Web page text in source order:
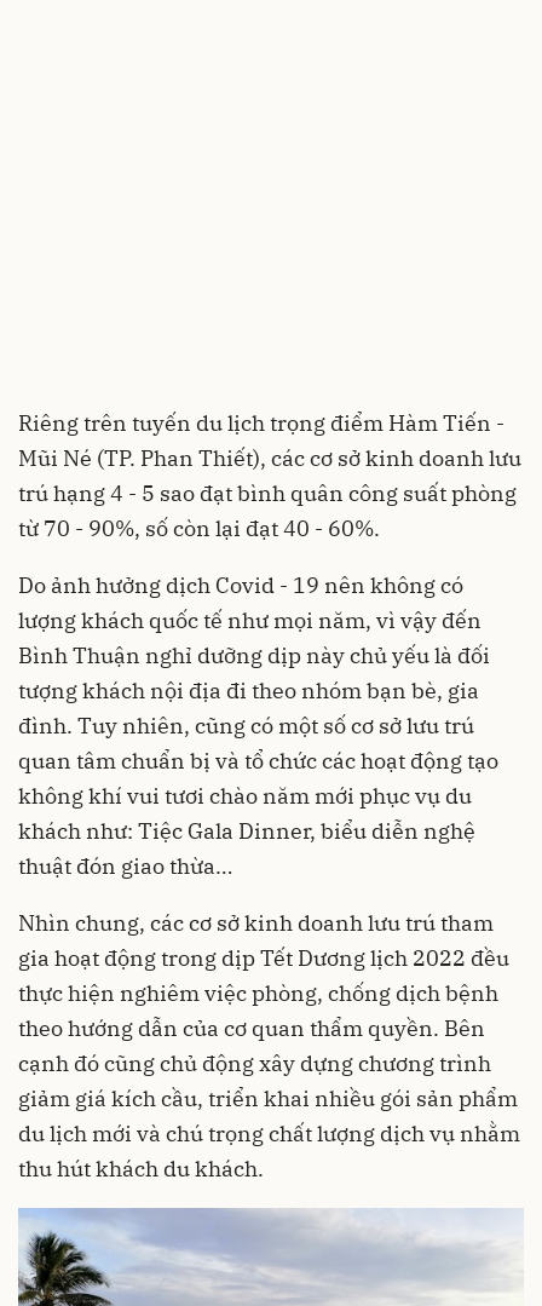
Riêng trên tuyến du lịch trọng điểm Hàm Tiến -
Mũi Né (TP. Phan Thiết), các cơ sở kinh doanh lưu
trú hạng 4 - 5 sao đạt bình quân công suất phòng
từ 70 - 90%, số còn lại đạt 40 - 60%.
Do ảnh hưởng dịch Covid - 19 nên không có
lượng khách quốc tế như mọi năm, vì vậy đến
Bình Thuận nghỉ dưỡng dịp này chủ yếu là đối
tượng khách nội địa đi theo nhóm bạn bè, gia
đình. Tuy nhiên, cũng có một số cơ sở lưu trú
quan tâm chuẩn bị và tổ chức các hoạt động tạo
không khí vui tươi chào năm mới phục vụ du
khách như: Tiệc Gala Dinner, biểu diễn nghệ
thuật đón giao thừa…
Nhìn chung, các cơ sở kinh doanh lưu trú tham
gia hoạt động trong dịp Tết Dương lịch 2022 đều
thực hiện nghiêm việc phòng, chống dịch bệnh
theo hướng dẫn của cơ quan thẩm quyền. Bên
cạnh đó cũng chủ động xây dựng chương trình
giảm giá kích cầu, triển khai nhiều gói sản phẩm
du lịch mới và chú trọng chất lượng dịch vụ nhằm
thu hút khách du khách.